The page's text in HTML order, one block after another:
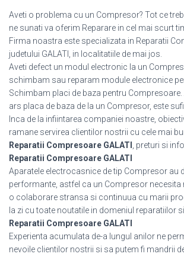
Aveti o problema cu un Compresor? Tot ce
ne sunati va oferim Reparare in cel mai scurt
Firma noastra este specializata in Reparatii
judetului GALATI, in localitatiile de mai jos.
Aveti defect un modul electronic la un
schimbam sau reparam module electronice
Schimbam placi de baza pentru Compresoare.
ars placa de baza de la un Compresor, este
Inca de la infiintarea companiei noastre,
ramane servirea clientilor nostrii cu cele mai
Reparatii Compresoare GALATI
, preturi si
Reparatii Compresoare GALATI
Aparatele electrocasnice de tip Compresor au
performante, astfel ca un Compresor necesita
o colaborare stransa si continuua cu marii
la zi cu toate noutatile in domeniul reparatiilor
Reparatii Compresoare GALATI
Experienta acumulata de-a lungul anilor ne
nevoile clientilor nostrii si sa putem fi mandrii